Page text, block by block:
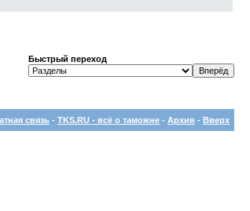
Быстрый переход
связь - TKS.RU - всё о таможне - Архив - Вверх